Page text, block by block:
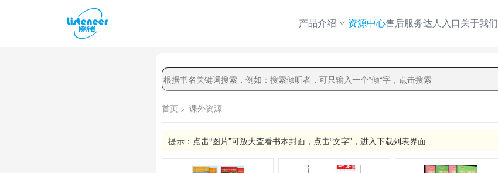
产品介绍 资源中心售后服务达人入口关于我们
首页 课外资源
提示：点击“图片”可放大查看书本封面，点击“文字”，进入下载列表界面